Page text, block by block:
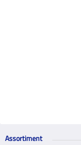
Assortiment